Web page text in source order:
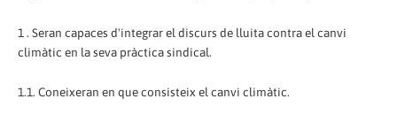
1 . Seran capaces d'integrar el discurs de lluita contra el canvi
climàtic en la seva pràctica sindical.
1.1. Coneixeran en que consisteix el canvi climàtic.